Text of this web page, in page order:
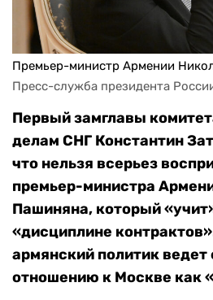
Премьер-министр Армении
Пресс-служба президента
Первый замглавы
делам СНГ Константин
что нельзя всерьез
премьер-министра
Пашиняна, который
«дисциплине
армянский политик ведет
отношению к Москве как